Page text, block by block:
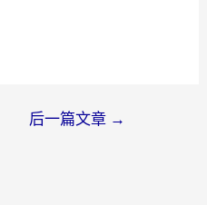
后一篇文章 →